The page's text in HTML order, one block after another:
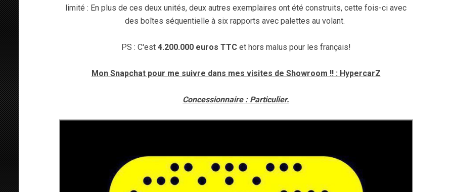
limité : En plus de ces deux unités, deux autres exemplaires ont été construits, cette fois-ci avec
des boîtes séquentielle à six rapports avec palettes au volant.
PS : C'est 4.200.000 euros TTCet hors malus pour les français!
Mon Snapchat pour me suivre dans mes visites de Showroom !! : HypercarZ
Concessionnaire : Particulier.